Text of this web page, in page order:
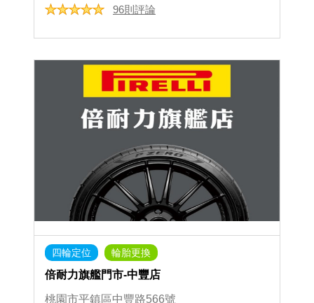
96則評論
四輪定位 輪胎更換
倍耐力旗艦門市-中豐店
桃園市平鎮區中豐路566號